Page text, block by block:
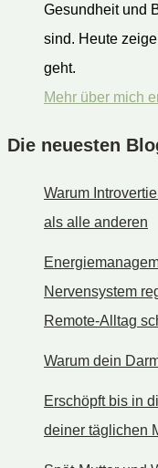
Gesundheit und
sind. Heute
geht.
Mehr über mich
Die neuesten
Warum
als alle anderen
Nervensystem
Remote-Alltag
Warum dein
Erschöpft bis in
deiner täglichen